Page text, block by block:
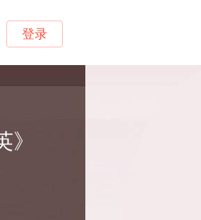
登录